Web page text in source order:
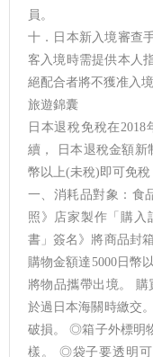
員。
十．日本新入境審查
客入境時需提供本人
絕配合者將不獲准入
旅遊錦囊
日本退稅免稅在
續， 日本退稅金額新
幣以上(未稅)即可免稅
一、消耗品對象：食
照》店家製作「購入
書」簽名》將商品封
購物金額達5000日幣
將物品攜帶出境。
於過日本海關時繳交
破損。 ◎箱子外標明
樣。 ◎袋子要透明可